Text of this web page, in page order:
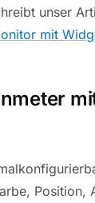
unser
mit
Position,